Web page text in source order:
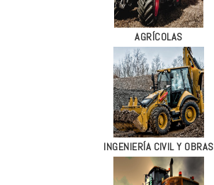
AGRÍCOLAS
INGENIERÍA CIVIL Y OBRAS